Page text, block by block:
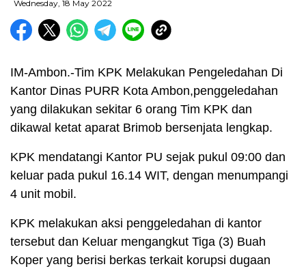
Wednesday, 18 May 2022
IM-Ambon.-Tim KPK Melakukan Pengeledahan Di
Kantor Dinas PURR Kota Ambon,penggeledahan
yang dilakukan sekitar 6 orang Tim KPK dan
dikawal ketat aparat Brimob bersenjata lengkap.
KPK mendatangi Kantor PU sejak pukul 09:00 dan
keluar pada pukul 16.14 WIT, dengan menumpangi
4 unit mobil.
KPK melakukan aksi penggeledahan di kantor
tersebut dan Keluar mengangkut Tiga (3) Buah
Koper yang berisi berkas terkait korupsi dugaan